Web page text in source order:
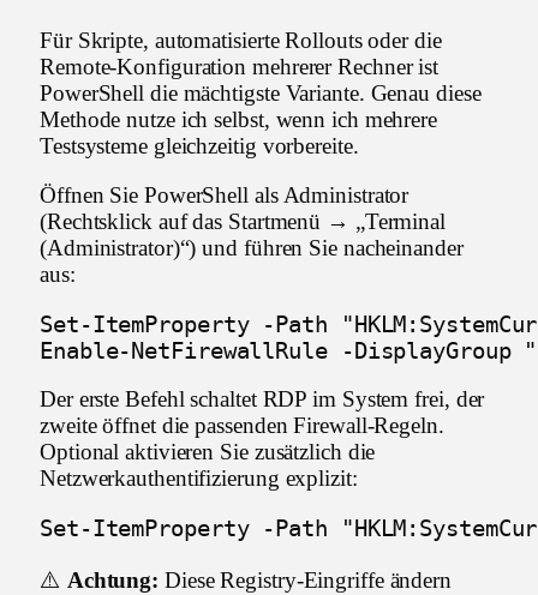
Für Skripte, automatisierte Rollouts oder die
Remote-Konfiguration mehrerer Rechner ist
PowerShell die mächtigste Variante. Genau diese
Methode nutze ich selbst, wenn ich mehrere
Testsysteme gleichzeitig vorbereite.
Öffnen Sie PowerShell als Administrator
(Rechtsklick auf das Startmenü → „Terminal
(Administrator)“) und führen Sie nacheinander
aus:
Set-ItemProperty -Path
Enable-NetFirewallRule -DisplayGroup
Der erste Befehl schaltet RDP im System frei, der
zweite öffnet die passenden Firewall-Regeln.
Optional aktivieren Sie zusätzlich die
Netzwerkauthentifizierung explizit:
Set-ItemProperty -Path
⚠️ Achtung: Diese Registry-Eingriffe ändern